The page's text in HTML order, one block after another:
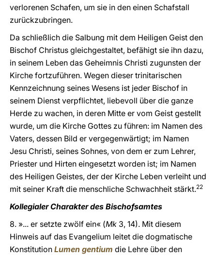
verlorenen Schafen, um sie in den einen Schafstall
zurückzubringen.
Da schließlich die Salbung mit dem Heiligen Geist den
Bischof Christus gleichgestaltet, befähigt sie ihn dazu,
in seinem Leben das Geheimnis Christi zugunsten der
Kirche fortzuführen. Wegen dieser trinitarischen
Kennzeichnung seines Wesens ist jeder Bischof in
seinem Dienst verpflichtet, liebevoll über die ganze
Herde zu wachen, in deren Mitte er vom Geist gestellt
wurde, um die Kirche Gottes zu führen: im Namen des
Vaters, dessen Bild er vergegenwärtigt; im Namen
Jesu Christi, seines Sohnes, von dem er zum Lehrer,
Priester und Hirten eingesetzt worden ist; im Namen
des Heiligen Geistes, der der Kirche Leben verleiht und
mit seiner Kraft die menschliche Schwachheit stärkt.22
Kollegialer Charakter des Bischofsamtes
8. »... er setzte zwölf ein« (Mk 3, 14). Mit diesem
Hinweis auf das Evangelium leitet die dogmatische
Konstitution Lumen gentium die Lehre über den